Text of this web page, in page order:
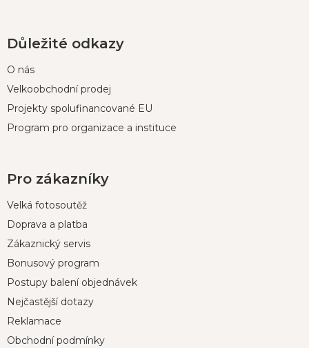
Důležité odkazy
O nás
Velkoobchodní prodej
Projekty spolufinancované EU
Program pro organizace a instituce
Pro zákazníky
Velká fotosoutěž
Doprava a platba
Zákaznický servis
Bonusový program
Postupy balení objednávek
Nejčastější dotazy
Reklamace
Obchodní podmínky